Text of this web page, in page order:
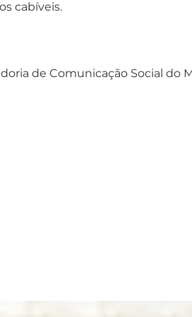
cabíveis.
de Comunicação Social do